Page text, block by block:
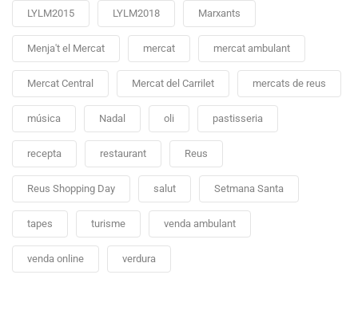
LYLM2015 LYLM2018 Marxants
Menja't el Mercat mercat mercat ambulant
Mercat Central Mercat del Carrilet mercats de reus
música Nadal oli pastisseria
recepta restaurant Reus
Reus Shopping Day salut Setmana Santa
tapes turisme venda ambulant
venda online verdura